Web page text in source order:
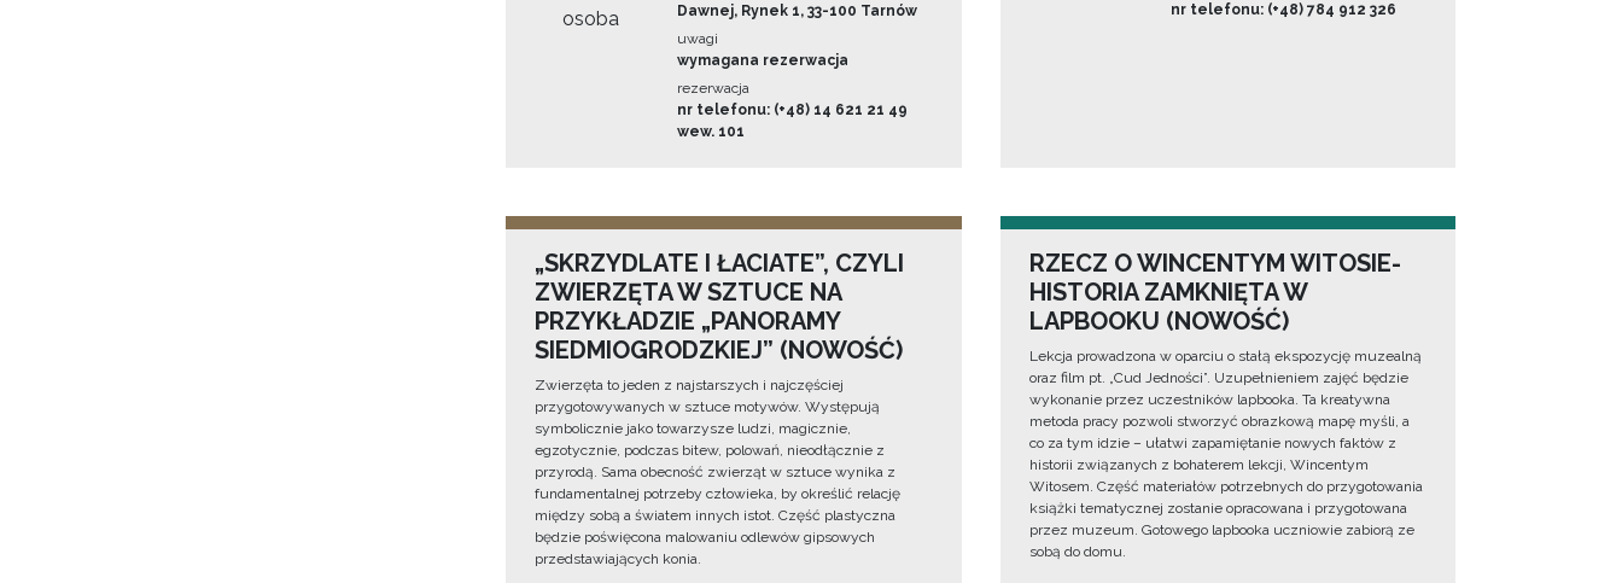
osoba
Dawnej, Rynek 1, 33-100 Tarnów
uwagi
wymagana rezerwacja
rezerwacja
nr telefonu: (+48) 14 621 21 49
wew. 101
nr telefonu: (+48) 784 912 326
„SKRZYDLATE I ŁACIATE”, CZYLI
ZWIERZĘTA W SZTUCE NA
PRZYKŁADZIE „PANORAMY
SIEDMIOGRODZKIEJ” (NOWOŚĆ)
Zwierzęta to jeden z najstarszych i najczęściej
przygotowywanych w sztuce motywów. Występują
symbolicznie jako towarzysze ludzi, magicznie,
egzotycznie, podczas bitew, polowań, nieodłącznie z
przyrodą. Sama obecność zwierząt w sztuce wynika z
fundamentalnej potrzeby człowieka, by określić relację
między sobą a światem innych istot. Część plastyczna
będzie poświęcona malowaniu odlewów gipsowych
przedstawiających konia.
RZECZ O WINCENTYM WITOSIE-
HISTORIA ZAMKNIĘTA W
LAPBOOKU (NOWOŚĆ)
Lekcja prowadzona w oparciu o stałą ekspozycję muzealną
oraz film pt. „Cud Jedności”. Uzupełnieniem zajęć będzie
wykonanie przez uczestników lapbooka. Ta kreatywna
metoda pracy pozwoli stworzyć obrazkową mapę myśli, a
co za tym idzie – ułatwi zapamiętanie nowych faktów z
historii związanych z bohaterem lekcji, Wincentym
Witosem. Część materiałów potrzebnych do przygotowania
książki tematycznej zostanie opracowana i przygotowana
przez muzeum. Gotowego lapbooka uczniowie zabiorą ze
sobą do domu.